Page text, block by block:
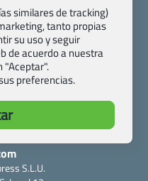
Contacto
específicas
de agencias
generales
Transparencia
– sitemap
S.L.U.
similares de tracking)
tanto propias
su uso y seguir
de acuerdo a nuestra
"Aceptar".
preferencias.